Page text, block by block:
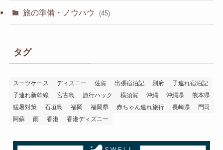
旅の準備・ノウハウ (45)
タグ
スーツケース ディズニー 佐賀 出張宿泊記 別府
子連れ宿泊記
子連れ新幹線
宮古島 旅行ハック 横須賀 沖縄 沖縄県
熊本県
猛暑対策
石垣島 福岡 福岡県 赤ちゃん連れ旅行 長崎県
門司
阿蘇
雨 香港 香港ディズニー